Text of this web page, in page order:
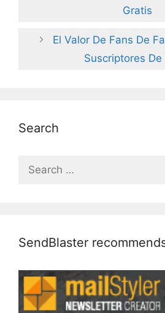
Gratis
El Valor De Fans De
Suscriptores De
Search
Search
SendBlaster